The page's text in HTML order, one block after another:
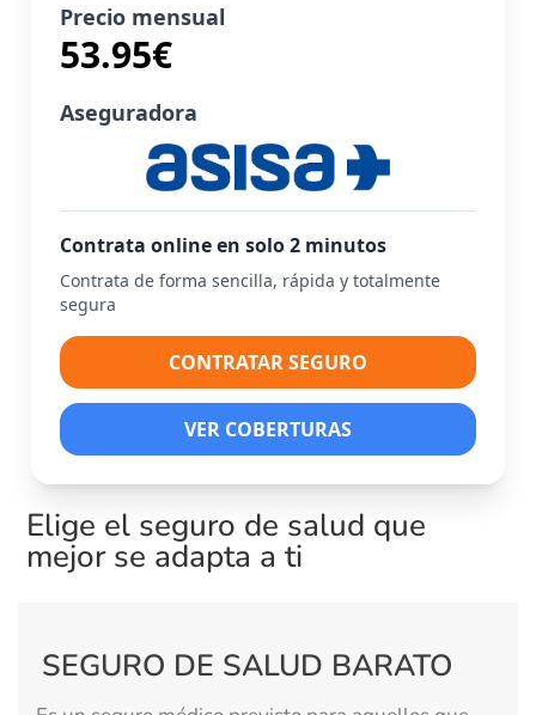
Precio mensual
53.95€
Aseguradora
Contrata online en solo 2 minutos
Contrata de forma sencilla, rápida y totalmente
segura
CONTRATAR SEGURO
VER COBERTURAS
Elige el seguro de salud que
mejor se adapta a ti
SEGURO DE SALUD BARATO